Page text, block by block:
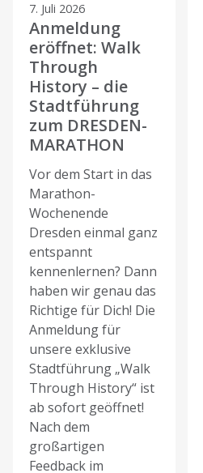
7. Juli 2026
Anmeldung
eröffnet: Walk
Through
History – die
Stadtführung
zum DRESDEN-
MARATHON
Vor dem Start in das
Marathon-
Wochenende
Dresden einmal ganz
entspannt
kennenlernen? Dann
haben wir genau das
Richtige für Dich! Die
Anmeldung für
unsere exklusive
Stadtführung „Walk
Through History“ ist
ab sofort geöffnet!
Nach dem
großartigen
Feedback im